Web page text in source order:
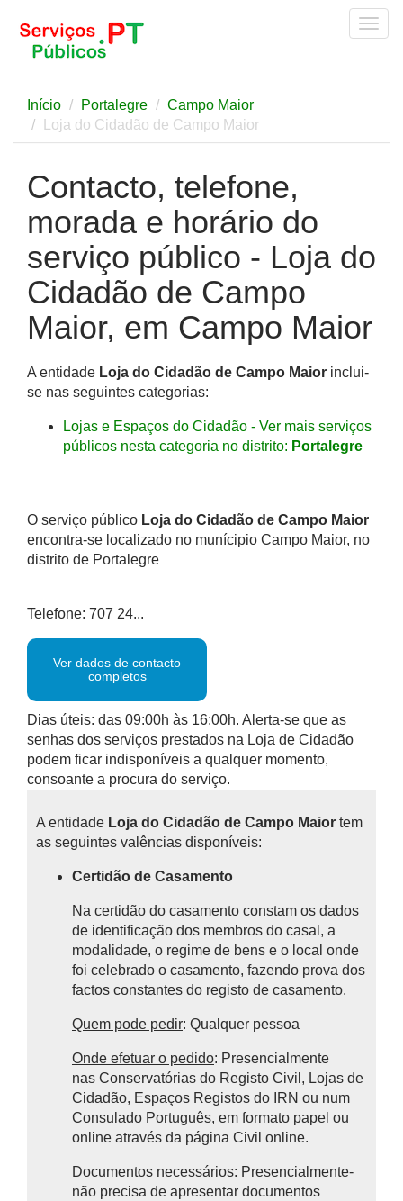
Início Portalegre
Campo Maior
Loja do Cidadão de Campo Maior
Contacto, telefone,
morada e horário do
serviço público - Loja do
Cidadão de Campo
Maior, em Campo Maior
A entidade Loja do Cidadão de Campo Maior inclui-
se nas seguintes categorias:
Lojas e Espaços do Cidadão - Ver mais serviços
públicos nesta categoria no distrito: Portalegre
O serviço público Loja do Cidadão de Campo Maior
encontra-se localizado no munícipio Campo Maior, no
distrito de Portalegre
Telefone: 707 24...
Ver dados de contacto
completos
Dias úteis: das 09:00h às 16:00h. Alerta-se que as
senhas dos serviços prestados na Loja de Cidadão
podem ficar indisponíveis a qualquer momento,
consoante a procura do serviço.
A entidade Loja do Cidadão de Campo Maior tem
as seguintes valências disponíveis:
Certidão de Casamento
Na certidão do casamento constam os dados
de identificação dos membros do casal, a
modalidade, o regime de bens e o local onde
foi celebrado o casamento, fazendo prova dos
factos constantes do registo de casamento.
Quem pode pedir: Qualquer pessoa
Onde efetuar o pedido: Presencialmente
nas Conservatórias do Registo Civil, Lojas de
Cidadão, Espaços Registos do IRN ou num
Consulado Português, em formato papel ou
online através da página Civil online.
Documentos necessários: Presencialmente-
não precisa de apresentar documentos